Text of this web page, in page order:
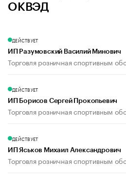
ОКВЭД
ДЕЙСТВУЕТ
ИП Разумовский Василий Минович
Торговля розничная спортивным
ДЕЙСТВУЕТ
ИП Борисов Сергей Прокопьевич
Торговля розничная спортивным
ДЕЙСТВУЕТ
ИП Яськов Михаил Александрович
Торговля розничная спортивным